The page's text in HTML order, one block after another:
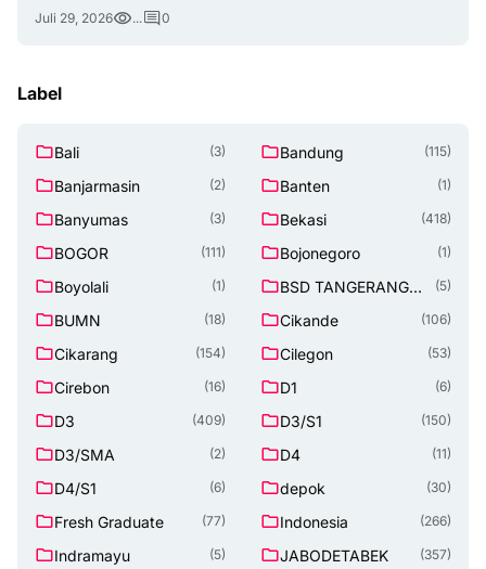
Juli 29, 2026 ... 0
Label
Bali (3) Bandung (115)
Banjarmasin (2) Banten (1)
Banyumas (3) Bekasi (418)
BOGOR (111) Bojonegoro (1)
Boyolali (1)
BSD TANGERANG
(5)
BUMN (18) Cikande (106)
Cikarang (154) Cilegon (53)
Cirebon (16) D1 (6)
D3 (409) D3/S1 (150)
D3/SMA (2) D4 (11)
D4/S1 (6) depok (30)
Fresh Graduate (77) Indonesia (266)
Indramayu (5) JABODETABEK (357)